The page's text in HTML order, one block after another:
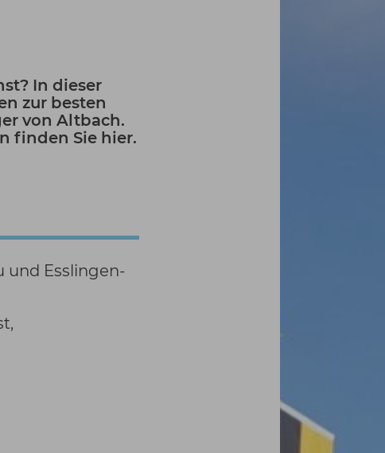
In dieser
zur besten
von Altbach.
finden Sie hier.
und Esslingen-